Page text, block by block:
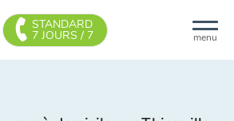
menu
STANDARD
7 JOURS / 7